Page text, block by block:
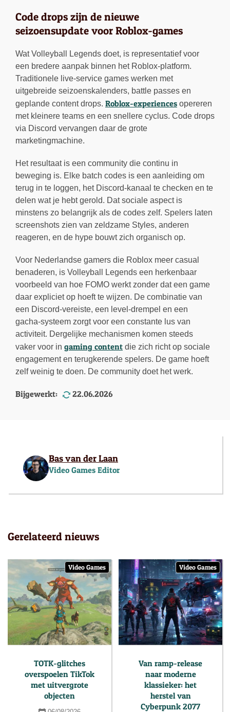
Code drops zijn de nieuwe
seizoensupdate voor Roblox-games
Wat Volleyball Legends doet, is representatief voor
een bredere aanpak binnen het Roblox-platform.
Traditionele live-service games werken met
uitgebreide seizoenskalenders, battle passes en
geplande content drops. Roblox-experiences opereren
met kleinere teams en een snellere cyclus. Code drops
via Discord vervangen daar de grote
marketingmachine.
Het resultaat is een community die continu in
beweging is. Elke batch codes is een aanleiding om
terug in te loggen, het Discord-kanaal te checken en te
delen wat je hebt gerold. Dat sociale aspect is
minstens zo belangrijk als de codes zelf. Spelers laten
screenshots zien van zeldzame Styles, anderen
reageren, en de hype bouwt zich organisch op.
Voor Nederlandse gamers die Roblox meer casual
benaderen, is Volleyball Legends een herkenbaar
voorbeeld van hoe FOMO werkt zonder dat een game
daar expliciet op hoeft te wijzen. De combinatie van
een Discord-vereiste, een level-drempel en een
gacha-systeem zorgt voor een constante lus van
activiteit. Dergelijke mechanismen komen steeds
vaker voor in gaming content die zich richt op sociale
engagement en terugkerende spelers. De game hoeft
zelf weinig te doen. De community doet het werk.
Bijgewerkt: 22.06.2026
Bas van der Laan
Video Games Editor
Gerelateerd nieuws
Video Games
TOTK-glitches
overspoelen TikTok
met uitvergrote
objecten
Video Games
Van ramp-release
naar moderne
klassieker: het
herstel van
Cyberpunk 2077